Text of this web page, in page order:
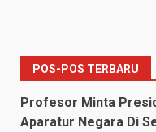
POS-POS TERBARU
Profesor Minta
Aparatur Negara Di